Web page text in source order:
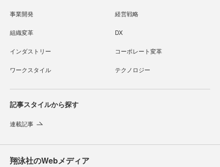
事業開発 経営戦略
組織変革 DX
インダストリー コーポレート変革
ワークスタイル テクノロジー
記事スタイルから探す
連載記事
翔泳社のWebメディア